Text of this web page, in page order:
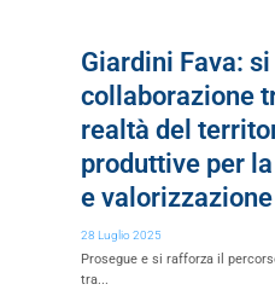
Giardini Fava:
collaborazione
realtà del
produttive per
e
28 Luglio 2025
Prosegue e si rafforza il
tra...